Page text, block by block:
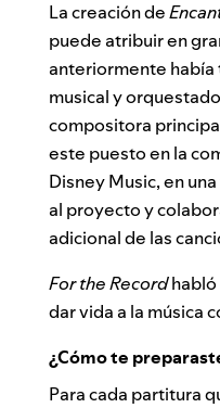
La creación de
puede atribuir en
anteriormente había
musical y
compositora
este puesto en la
Disney Music, en
al proyecto y
adicional de las
For the Recordhabló
dar vida a la música
¿Cómo te
Para cada partitura